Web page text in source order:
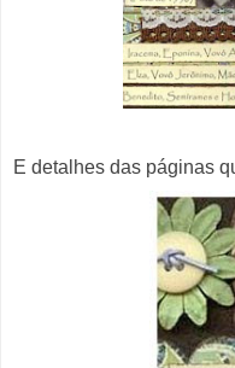
E detalhes das páginas